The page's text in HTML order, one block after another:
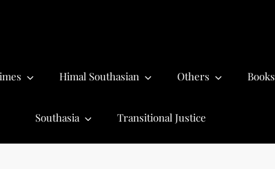
Himal Southasian Others Books
Southasia Transitional Justice